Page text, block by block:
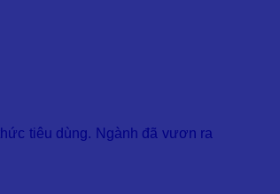
tiêu dùng. Ngành đã vươn ra